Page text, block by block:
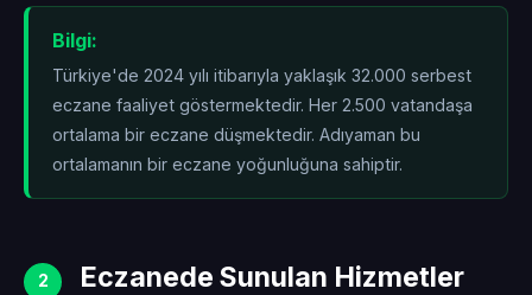
Bilgi:
Türkiye'de 2024 yılı itibarıyla yaklaşık 32.000 serbest
eczane faaliyet göstermektedir. Her 2.500 vatandaşa
ortalama bir eczane düşmektedir. Adıyaman bu
ortalamanın bir eczane yoğunluğuna sahiptir.
2 Eczanede Sunulan Hizmetler